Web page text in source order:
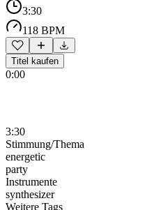
3:30
118 BPM
Titel kaufen
0:00
3:30
Stimmung/Thema
energetic
party
Instrumente
synthesizer
Weitere Tags